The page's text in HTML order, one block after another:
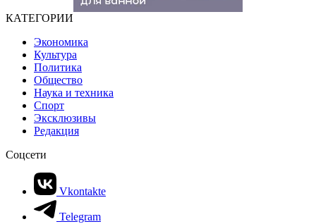
КАТЕГОРИИ
Экономика
Культура
Политика
Общество
Наука и техника
Спорт
Эксклюзивы
Редакция
Соцсети
Vkontakte
Telegram